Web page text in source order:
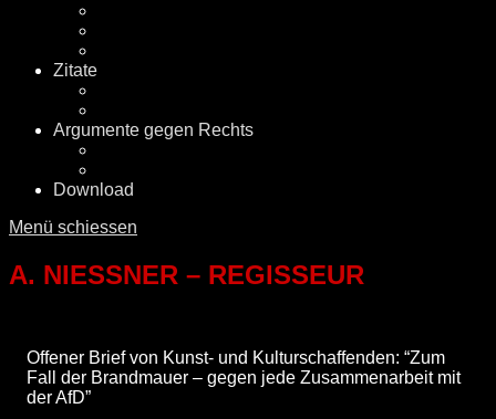
Zitate
Argumente gegen Rechts
Download
Menü schiessen
A. NIESSNER – REGISSEUR
Offener Brief von Kunst- und Kulturschaffenden: “Zum
Fall der Brandmauer – gegen jede Zusammenarbeit mit
der AfD”